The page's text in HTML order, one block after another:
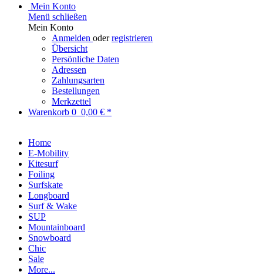
Mein Konto
Menü schließen
Mein Konto
Anmelden oderregistrieren
Übersicht
Persönliche Daten
Adressen
Zahlungsarten
Bestellungen
Merkzettel
Warenkorb 0 0,00 € *
Home
E-Mobility
Kitesurf
Foiling
Surfskate
Longboard
Surf & Wake
SUP
Mountainboard
Snowboard
Chic
Sale
More...